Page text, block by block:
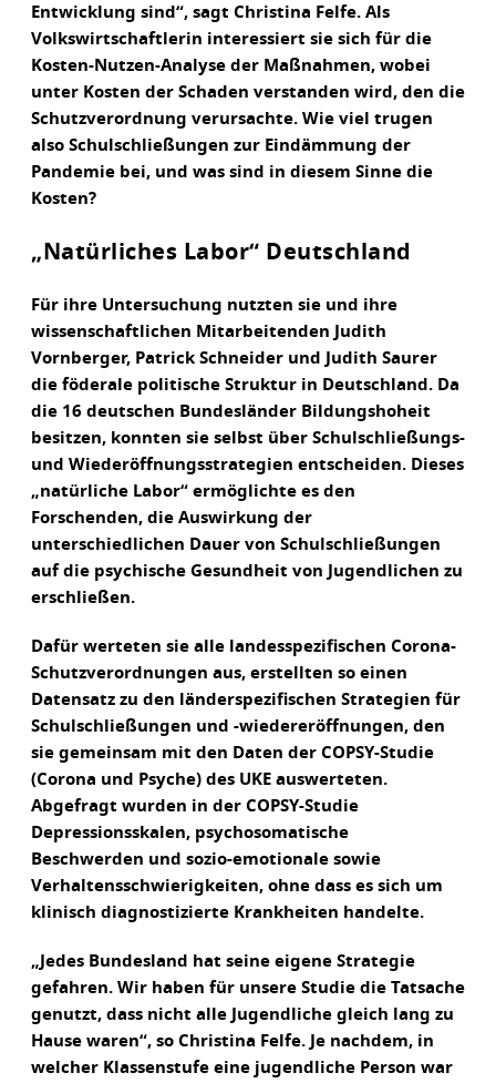
Entwicklung sind“, sagt Christina Felfe. Als
Volkswirtschaftlerin interessiert sie sich für die
Kosten-Nutzen-Analyse der Maßnahmen, wobei
unter Kosten der Schaden verstanden wird, den die
Schutzverordnung verursachte. Wie viel trugen
also Schulschließungen zur Eindämmung der
Pandemie bei, und was sind in diesem Sinne die
Kosten?
„Natürliches Labor“ Deutschland
Für ihre Untersuchung nutzten sie und ihre
wissenschaftlichen Mitarbeitenden Judith
Vornberger, Patrick Schneider und Judith Saurer
die föderale politische Struktur in Deutschland. Da
die 16 deutschen Bundesländer Bildungshoheit
besitzen, konnten sie selbst über Schulschließungs-
und Wiederöffnungsstrategien entscheiden. Dieses
„natürliche Labor“ ermöglichte es den
Forschenden, die Auswirkung der
unterschiedlichen Dauer von Schulschließungen
auf die psychische Gesundheit von Jugendlichen zu
erschließen.
Dafür werteten sie alle landesspezifischen Corona-
Schutzverordnungen aus, erstellten so einen
Datensatz zu den länderspezifischen Strategien für
Schulschließungen und -wiedereröffnungen, den
sie gemeinsam mit den Daten der COPSY-Studie
(Corona und Psyche) des UKE auswerteten.
Abgefragt wurden in der COPSY-Studie
Depressionsskalen, psychosomatische
Beschwerden und sozio-emotionale sowie
Verhaltensschwierigkeiten, ohne dass es sich um
klinisch diagnostizierte Krankheiten handelte.
„Jedes Bundesland hat seine eigene Strategie
gefahren. Wir haben für unsere Studie die Tatsache
genutzt, dass nicht alle Jugendliche gleich lang zu
Hause waren“, so Christina Felfe. Je nachdem, in
welcher Klassenstufe eine jugendliche Person war